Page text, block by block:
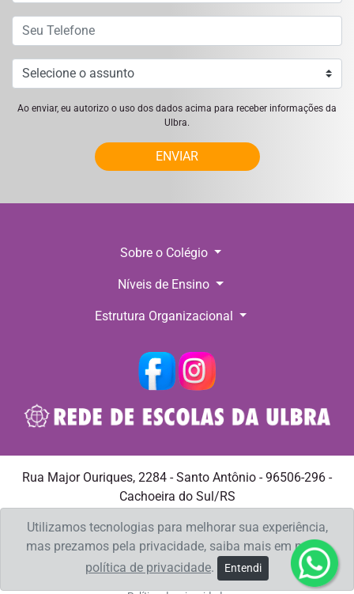
Ao enviar, eu autorizo o uso dos dados acima para receber informações da
Ulbra.
ENVIAR
Sobre o Colégio
Níveis de Ensino
Estrutura Organizacional
Rua Major Ouriques, 2284 - Santo Antônio - 96506-296 -
Cachoeira do Sul/RS
Utilizamos tecnologias para melhorar sua experiência,
mas prezamos pela privacidade, saiba mais em nossa
política de privacidade. Entendi